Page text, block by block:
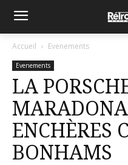
Accueil Evenements
Evenements
LA
ENCHÈRES
BONHAMS